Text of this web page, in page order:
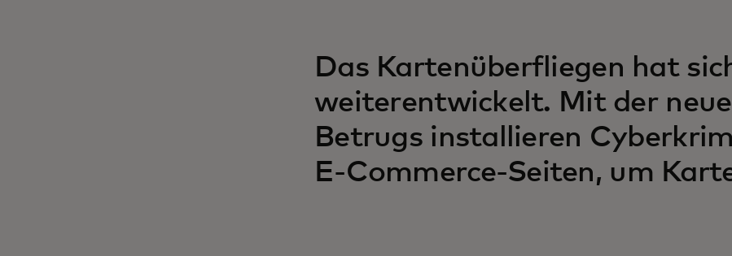
Das Kartenüberfliegen hat
weiterentwickelt. Mit der
Betrugs installieren
E-Commerce-Seiten, um